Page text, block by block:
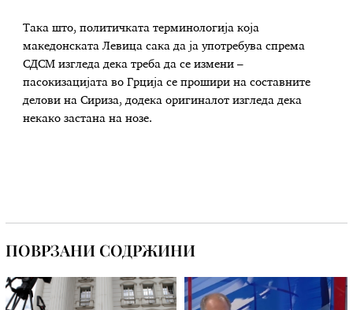
Така што, политичката терминологија која
македонската Левица сака да ја употребува спрема
СДСМ изгледа дека треба да се измени –
пасокизацијата во Грција се прошири на составните
делови на Сириза, додека оригиналот изгледа дека
некако застана на нозе.
ПОВРЗАНИ СОДРЖИНИ